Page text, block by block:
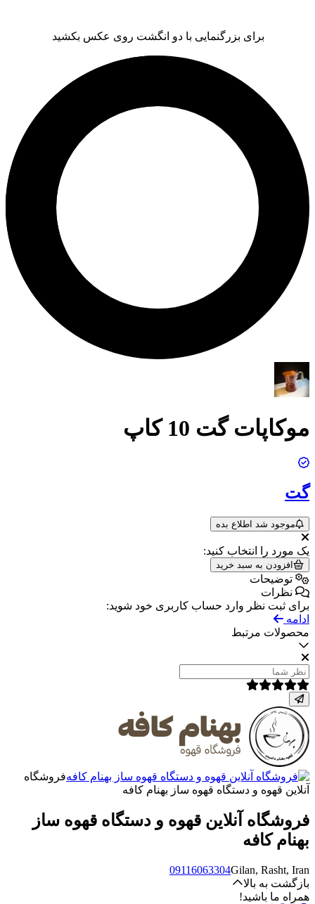
برای بزرگنمایی با دو انگشت روی عکس بکشید
موکاپات گت 10 کاپ
گت
موجود شد اطلاع بده
یک مورد را انتخاب کنید:
افزودن به سبد خرید
توضیحات
نظرات
برای ثبت نظر وارد حساب کاربری خود شوید:
ادامه
محصولات مرتبط
فروشگاه
آنلاین قهوه و دستگاه قهوه ساز بهنام کافه
فروشگاه آنلاین قهوه و دستگاه قهوه ساز
بهنام کافه
09116063304Gilan, Rasht, Iran
بازگشت به بالا
همراه ما باشید!